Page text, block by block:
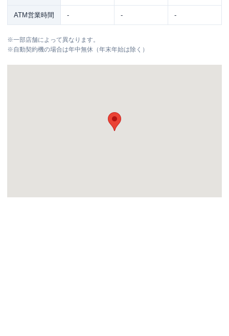
ATM営業時間 - - -
※一部店舗によって異なります。
※自動契約機の場合は年中無休（年末年始は除く）